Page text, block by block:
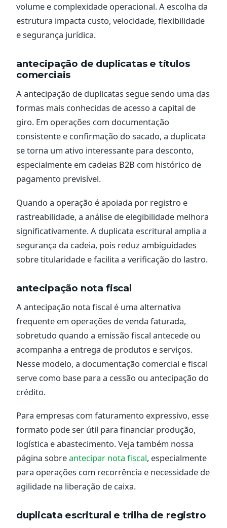
volume e complexidade operacional. A escolha da
estrutura impacta custo, velocidade, flexibilidade
e segurança jurídica.
antecipação de duplicatas e títulos
comerciais
A antecipação de duplicatas segue sendo uma das
formas mais conhecidas de acesso a capital de
giro. Em operações com documentação
consistente e confirmação do sacado, a duplicata
se torna um ativo interessante para desconto,
especialmente em cadeias B2B com histórico de
pagamento previsível.
Quando a operação é apoiada por registro e
rastreabilidade, a análise de elegibilidade melhora
significativamente. A duplicata escritural amplia a
segurança da cadeia, pois reduz ambiguidades
sobre titularidade e facilita a verificação do lastro.
antecipação nota fiscal
A antecipação nota fiscal é uma alternativa
frequente em operações de venda faturada,
sobretudo quando a emissão fiscal antecede ou
acompanha a entrega de produtos e serviços.
Nesse modelo, a documentação comercial e fiscal
serve como base para a cessão ou antecipação do
crédito.
Para empresas com faturamento expressivo, esse
formato pode ser útil para financiar produção,
logística e abastecimento. Veja também nossa
página sobreantecipar nota fiscal, especialmente
para operações com recorrência e necessidade de
agilidade na liberação de caixa.
duplicata escritural e trilha de registro